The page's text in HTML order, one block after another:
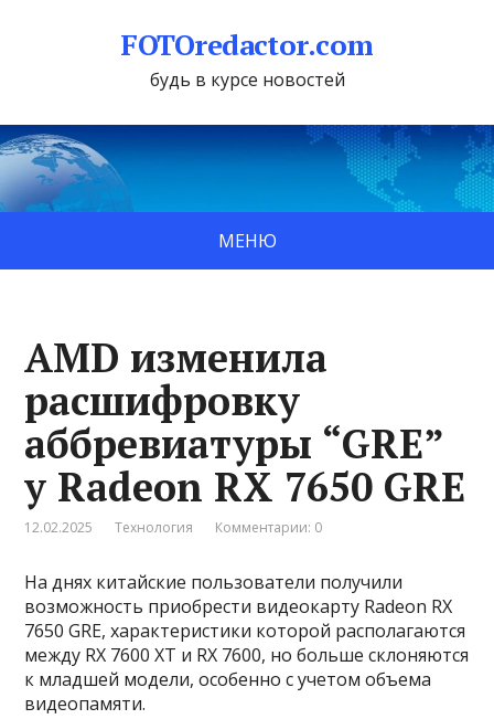
FOTOredactor.com
будь в курсе новостей
МЕНЮ
AMD изменила
расшифровку
аббревиатуры “GRE”
у Radeon RX 7650 GRE
12.02.2025 Технология Комментарии: 0
На днях китайские пользователи получили
возможность приобрести видеокарту Radeon RX
7650 GRE, характеристики которой располагаются
между RX 7600 XT и RX 7600, но больше склоняются
к младшей модели, особенно с учетом объема
видеопамяти.